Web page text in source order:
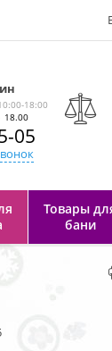
18:00
05
Товары
бани